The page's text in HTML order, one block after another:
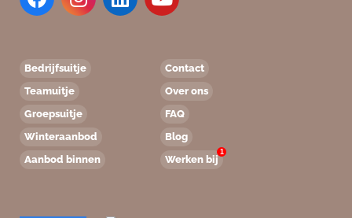
Bedrijfsuitje
Teamuitje
Groepsuitje
Winteraanbod
Aanbod binnen
Contact
Over ons
FAQ
Blog
Werken bij
1